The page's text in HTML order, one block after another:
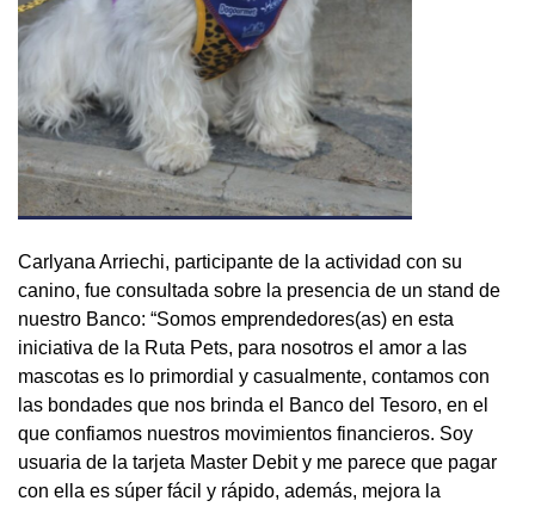
Carlyana Arriechi, participante de la actividad con su
canino, fue consultada sobre la presencia de un stand de
nuestro Banco: “Somos emprendedores(as) en esta
iniciativa de la Ruta Pets, para nosotros el amor a las
mascotas es lo primordial y casualmente, contamos con
las bondades que nos brinda el Banco del Tesoro, en el
que confiamos nuestros movimientos financieros. Soy
usuaria de la tarjeta Master Debit y me parece que pagar
con ella es súper fácil y rápido, además, mejora la